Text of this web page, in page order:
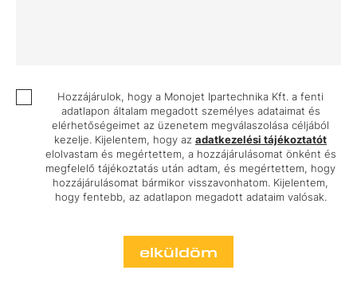
Hozzájárulok, hogy a Monojet Ipartechnika Kft. a fenti
adatlapon általam megadott személyes adataimat és
elérhetőségeimet az üzenetem megválaszolása céljából
kezelje. Kijelentem, hogy az adatkezelési tájékoztatót
elolvastam és megértettem, a hozzájárulásomat önként és
megfelelő tájékoztatás után adtam, és megértettem, hogy
hozzájárulásomat bármikor visszavonhatom. Kijelentem,
hogy fentebb, az adatlapon megadott adataim valósak.
elküldöm